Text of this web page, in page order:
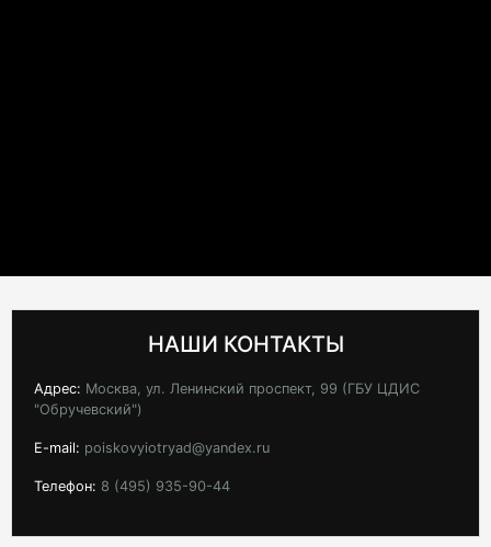
НАШИ КОНТАКТЫ
Адрес: Москва, ул. Ленинский проспект, 99 (ГБУ ЦДИС
"Обручевский")
E-mail: poiskovyiotryad@yandex.ru
Телефон: 8 (495) 935-90-44